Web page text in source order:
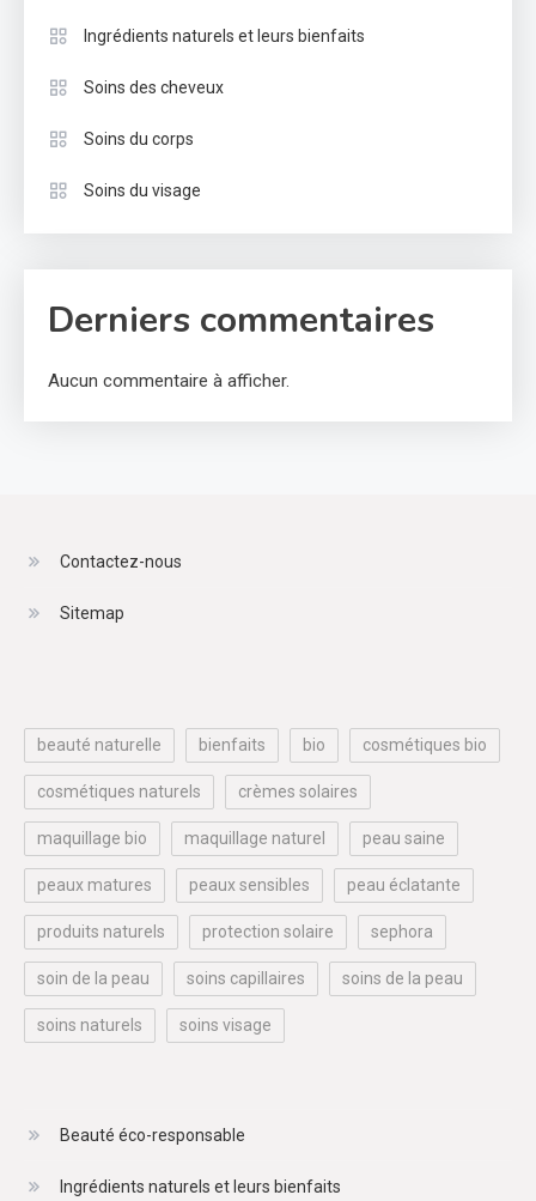
Ingrédients naturels et leurs bienfaits
Soins des cheveux
Soins du corps
Soins du visage
Derniers commentaires
Aucun commentaire à afficher.
Contactez-nous
Sitemap
beauté naturelle bienfaits bio cosmétiques bio
cosmétiques naturels crèmes solaires
maquillage bio maquillage naturel peau saine
peaux matures peaux sensibles peau éclatante
produits naturels protection solaire sephora
soin de la peau soins capillaires soins de la peau
soins naturels soins visage
Beauté éco-responsable
Ingrédients naturels et leurs bienfaits